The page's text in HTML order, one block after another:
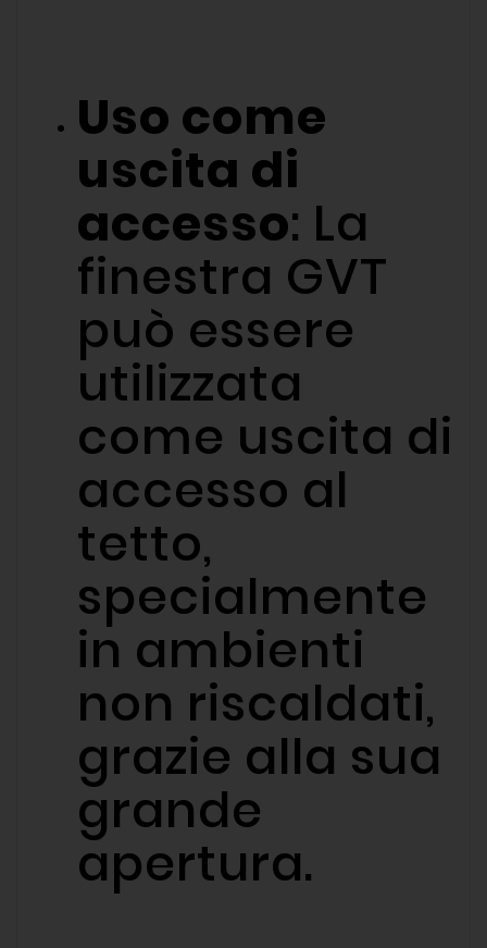
Uso come
uscita di
accesso: La
finestra GVT
può essere
utilizzata
come uscita di
accesso al
tetto,
specialmente
in ambienti
non riscaldati,
grazie alla sua
grande
apertura.